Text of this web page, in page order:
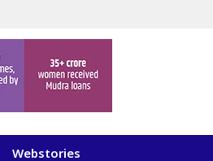
Webstories